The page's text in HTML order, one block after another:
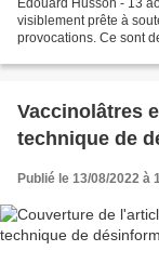
Edouard Husson - 13
visiblement prête à
provocations. Ce sont
Vaccinolâtres
technique de
Publié le 13/08/2022 à